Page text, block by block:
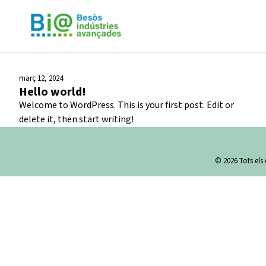
març 12, 2024
Hello world!
Welcome to WordPress. This is your first post. Edit or
delete it, then start writing!
© 2026 Tots els